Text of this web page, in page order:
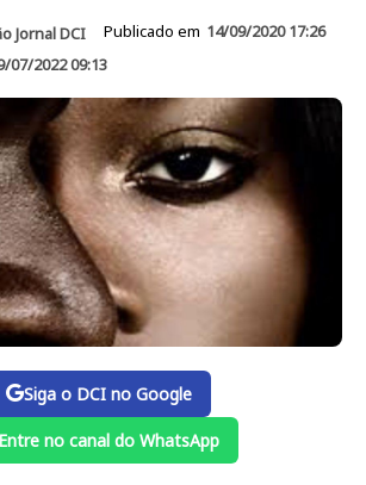
Jornal DCI Publicado em 14/09/2020 17:26
07/2022 09:13
Siga o DCI no Google
no canal do WhatsApp